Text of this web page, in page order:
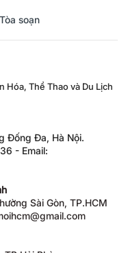
Tòa soạn
Hóa, Thể Thao và Du Lịch
Đống Đa, Hà Nội.
- Email:
Sài Gòn, TP.HCM